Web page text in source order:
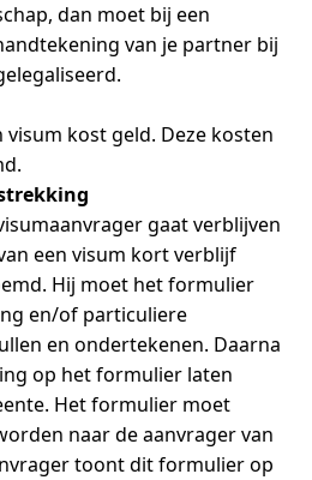
dan moet bij een
van je partner bij
visum kost geld. Deze kosten
gaat verblijven
een visum kort verblijf
Hij moet het formulier
en/of particuliere
en ondertekenen. Daarna
op het formulier laten
Het formulier moet
naar de aanvrager van
toont dit formulier op